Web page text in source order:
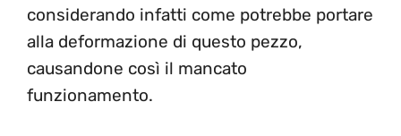
considerando infatti come potrebbe portare
alla deformazione di questo pezzo,
causandone così il mancato
funzionamento.